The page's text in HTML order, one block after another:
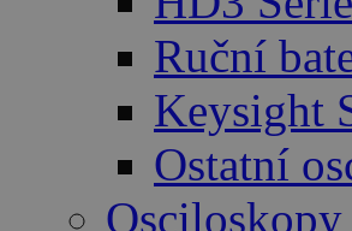
Ruční
Keysight
Ostatní